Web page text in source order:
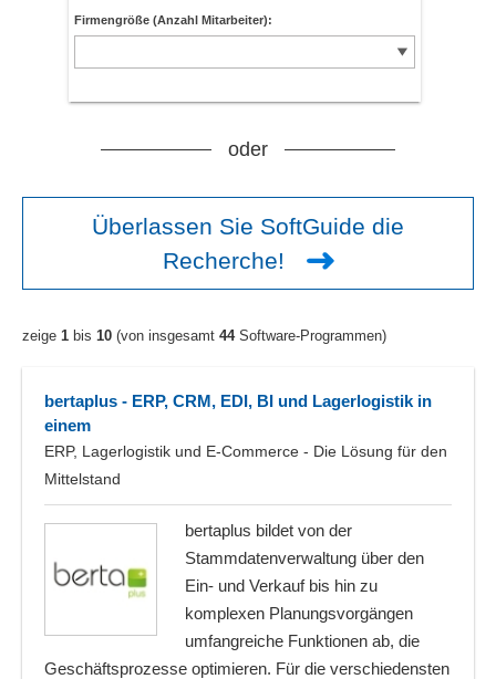
Firmengröße (Anzahl Mitarbeiter):
oder
Überlassen Sie SoftGuide die
Recherche!
zeige 1 bis 10 (von insgesamt 44Software-Programmen)
bertaplus - ERP, CRM, EDI, BI und Lagerlogistik in
einem
ERP, Lagerlogistik und E-Commerce - Die Lösung für den
Mittelstand
bertaplus bildet von der
Stammdatenverwaltung über den
Ein- und Verkauf bis hin zu
komplexen Planungsvorgängen
umfangreiche Funktionen ab, die
Geschäftsprozesse optimieren. Für die verschiedensten